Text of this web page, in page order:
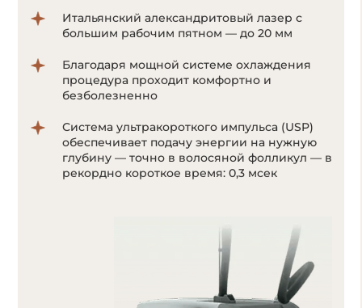
Итальянский александритовый лазер с
большим рабочим пятном — до 20 мм
Благодаря мощной системе охлаждения
процедура проходит комфортно и
безболезненно
Система ультракороткого импульса (USP)
обеспечивает подачу энергии на нужную
глубину — точно в волосяной фолликул — в
рекордно короткое время: 0,3 мсек